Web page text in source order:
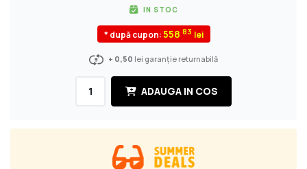
IN STOC
* după cupon:558 83
+ 0,50 lei garanție returnabilă
ADAUGA IN COS